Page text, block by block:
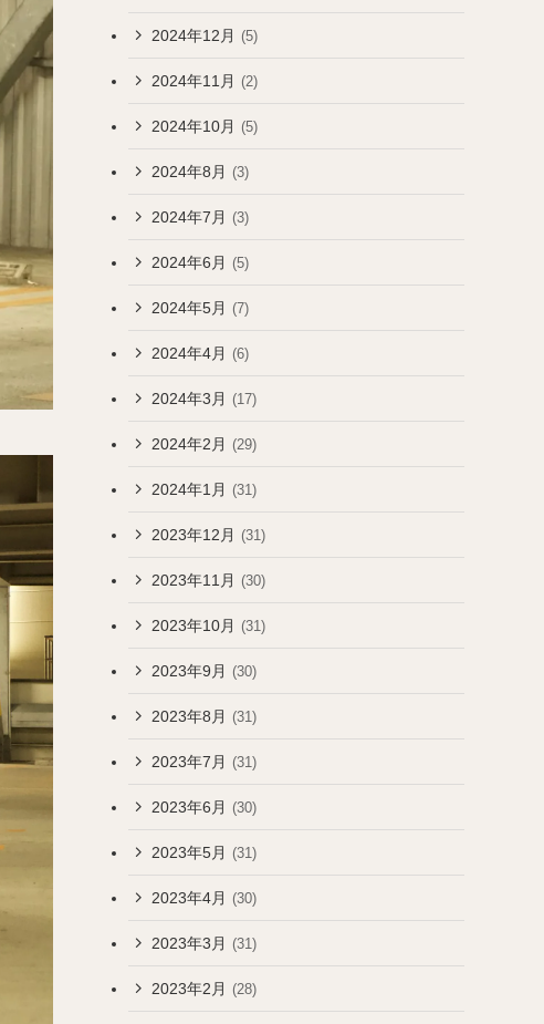
2024年12月 (5)
2024年11月 (2)
2024年10月 (5)
2024年8月 (3)
2024年7月 (3)
2024年6月 (5)
2024年5月 (7)
2024年4月 (6)
2024年3月 (17)
2024年2月 (29)
2024年1月 (31)
2023年12月 (31)
2023年11月 (30)
2023年10月 (31)
2023年9月 (30)
2023年8月 (31)
2023年7月 (31)
2023年6月 (30)
2023年5月 (31)
2023年4月 (30)
2023年3月 (31)
2023年2月 (28)